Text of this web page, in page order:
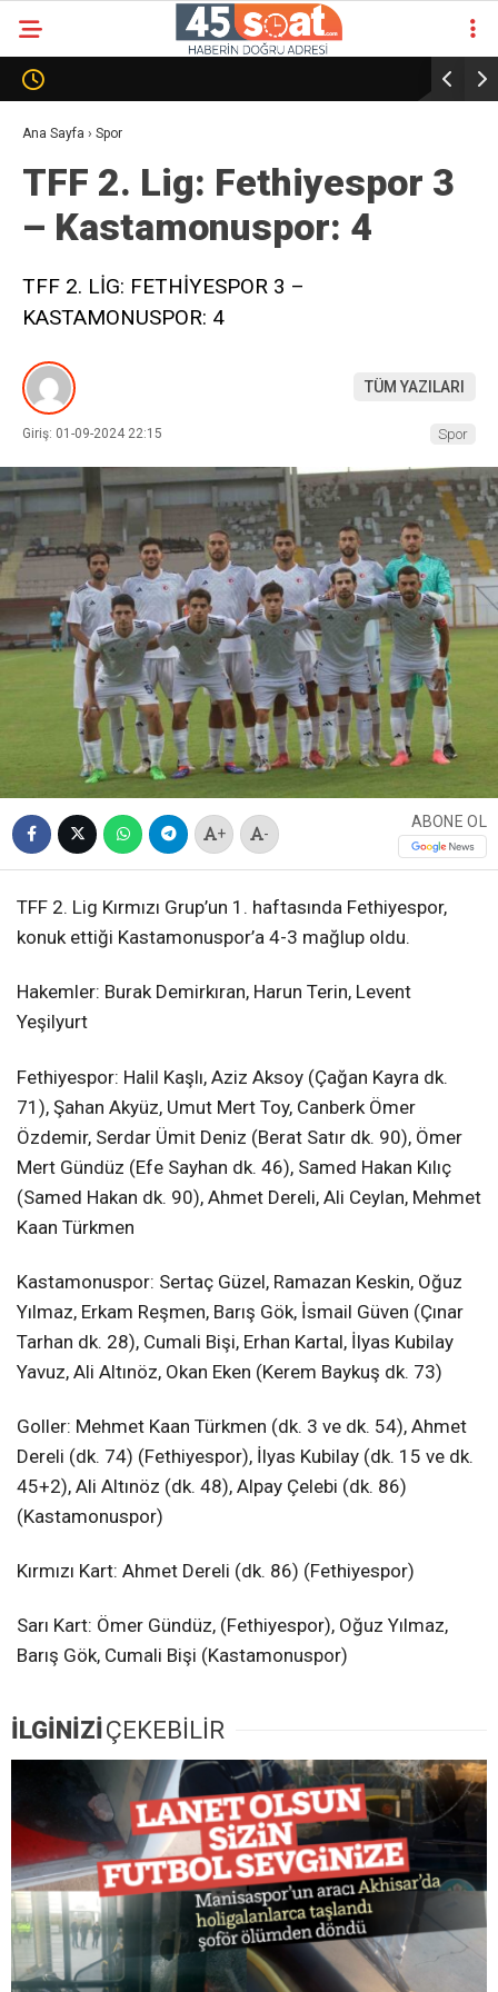
Ana Sayfa › Spor
TFF 2. Lig: Fethiyespor 3
– Kastamonuspor: 4
TFF 2. LİG: FETHİYESPOR 3 –
KASTAMONUSPOR: 4
TÜM YAZILARI
Giriş: 01-09-2024 22:15 Spor
+ -
ABONE OL
TFF 2. Lig Kırmızı Grup’un 1. haftasında Fethiyespor,
konuk ettiği Kastamonuspor’a 4-3 mağlup oldu.
Hakemler: Burak Demirkıran, Harun Terin, Levent
Yeşilyurt
Fethiyespor: Halil Kaşlı, Aziz Aksoy (Çağan Kayra dk.
71), Şahan Akyüz, Umut Mert Toy, Canberk Ömer
Özdemir, Serdar Ümit Deniz (Berat Satır dk. 90), Ömer
Mert Gündüz (Efe Sayhan dk. 46), Samed Hakan Kılıç
(Samed Hakan dk. 90), Ahmet Dereli, Ali Ceylan, Mehmet
Kaan Türkmen
Kastamonuspor: Sertaç Güzel, Ramazan Keskin, Oğuz
Yılmaz, Erkam Reşmen, Barış Gök, İsmail Güven (Çınar
Tarhan dk. 28), Cumali Bişi, Erhan Kartal, İlyas Kubilay
Yavuz, Ali Altınöz, Okan Eken (Kerem Baykuş dk. 73)
Goller: Mehmet Kaan Türkmen (dk. 3 ve dk. 54), Ahmet
Dereli (dk. 74) (Fethiyespor), İlyas Kubilay (dk. 15 ve dk.
45+2), Ali Altınöz (dk. 48), Alpay Çelebi (dk. 86)
(Kastamonuspor)
Kırmızı Kart: Ahmet Dereli (dk. 86) (Fethiyespor)
Sarı Kart: Ömer Gündüz, (Fethiyespor), Oğuz Yılmaz,
Barış Gök, Cumali Bişi (Kastamonuspor)
İLGİNİZİÇEKEBİLİR